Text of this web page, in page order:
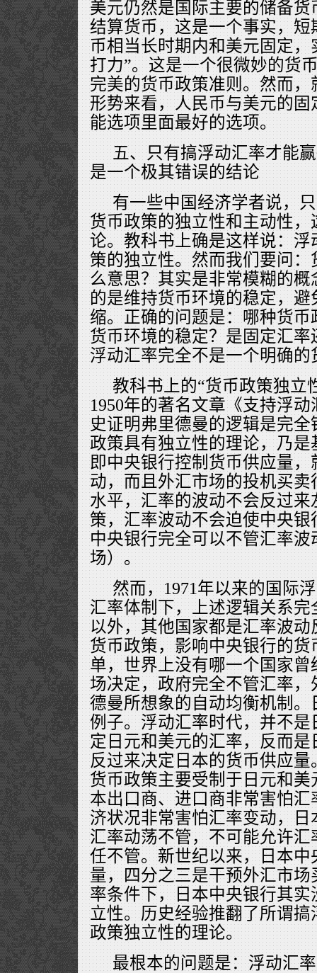
美元仍然是国际主要的储备
结算货币，这是一个事实，
币相当长时期内和美元固定，
打力”。这是一个很微妙的货
完美的货币政策准则。然而
形势来看，人民币与美元的
能选项里面最好的选项。
五、只有搞浮动汇率才能
是一个极其错误的结论
有一些中国经济学者说，
货币政策的独立性和主动性
论。教科书上确是这样说：
策的独立性。然而我们要问
么意思？其实是非常模糊的
的是维持货币环境的稳定，
缩。正确的问题是：哪种货
货币环境的稳定？是固定汇
浮动汇率完全不是一个明确的
教科书上的“货币政策独立
1950年的著名文章《支持浮
史证明弗里德曼的逻辑是完
政策具有独立性的理论，乃
即中央银行控制货币供应量
动，而且外汇市场的投机买
水平，汇率的波动不会反过
策，汇率波动不会迫使中央
中央银行完全可以不管汇率
场）。
然而，1971年以来的国际
汇率体制下，上述逻辑关系
以外，其他国家都是汇率波
货币政策，影响中央银行的
单，世界上没有哪一个国家
场决定，政府完全不管汇率
德曼所想象的自动均衡机制
例子。浮动汇率时代，并不
定日元和美元的汇率，反而
反过来决定日本的货币供应
货币政策主要受制于日元和
本出口商、进口商非常害怕
济状况非常害怕汇率变动，
汇率动荡不管，不可能允许
任不管。新世纪以来，日本
量，四分之三是干预外汇市
率条件下，日本中央银行其
立性。历史经验推翻了所谓
政策独立性的理论。
最根本的问题是：浮动汇